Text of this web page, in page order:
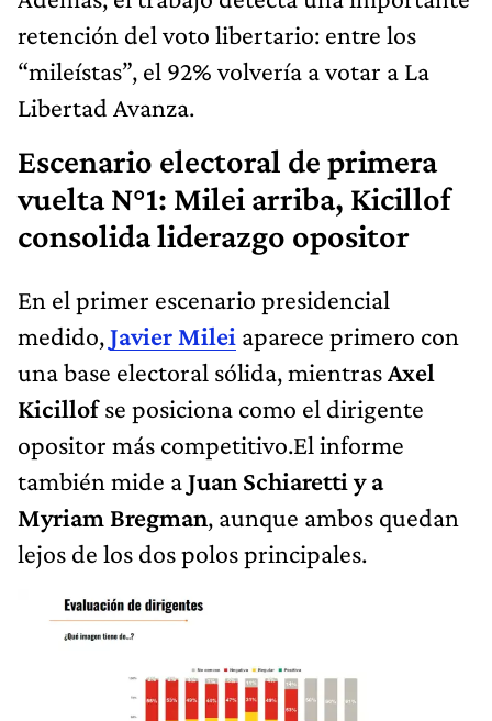
retención del voto libertario: entre los
“mileístas”, el 92% volvería a votar a La
Libertad Avanza.
Escenario electoral de primera
vuelta N°1: Milei arriba, Kicillof
consolida liderazgo opositor
En el primer escenario presidencial
medido,Javier Milei aparece primero con
una base electoral sólida, mientrasAxel
Kicillofse posiciona como el dirigente
opositor más competitivo.El informe
también mide aJuan Schiaretti y a
Myriam Bregman, aunque ambos quedan
lejos de los dos polos principales.